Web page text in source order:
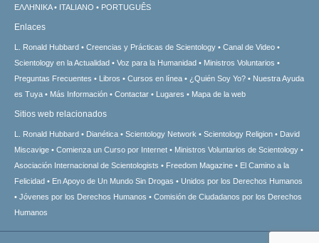
ΕΛΛΗΝΙΚA
ITALIANO PORTUGUÊS
Enlaces
L. Ronald Hubbard Creencias y Prácticas de Scientology
Canal de Video
Scientology en la Actualidad
Voz para la Humanidad
Ministros Voluntarios
Preguntas Frecuentes
Libros Cursos en línea ¿Quién Soy Yo?
Nuestra Ayuda
es Tuya
Más Información Contactar Lugares Mapa de la web
Sitios web relacionados
L. Ronald Hubbard Dianética Scientology Network Scientology Religion
David
Miscavige
Comienza un Curso por Internet
Ministros Voluntarios de Scientology
Asociación Internacional de Scientologists
Freedom Magazine
El Camino a la
Felicidad
En Apoyo de Un Mundo Sin Drogas
Unidos por los Derechos Humanos
Jóvenes por los Derechos Humanos
Comisión de Ciudadanos por los Derechos
Humanos